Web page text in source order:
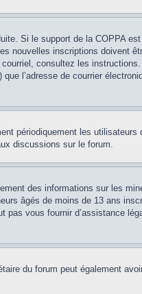
Si le support de la COPPA
nouvelles inscriptions doivent
consultez les
l’adresse de courrier
périodiquement les utilisateurs
discussions sur le forum.
des informations sur les
âgés de moins de 13 ans
vous fournir d’assistance
du forum peut également